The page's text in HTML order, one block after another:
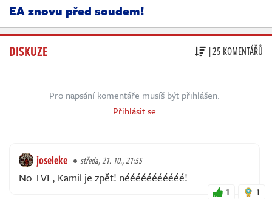
EA znovu před soudem!
DISKUZE | 25 KOMENTÁŘŮ
Pro napsání komentáře musíš být přihlášen.
Přihlásit se
joseleke středa, 21. 10., 21:55
No TVL, Kamil je zpět! nééééééééééé!
1 1